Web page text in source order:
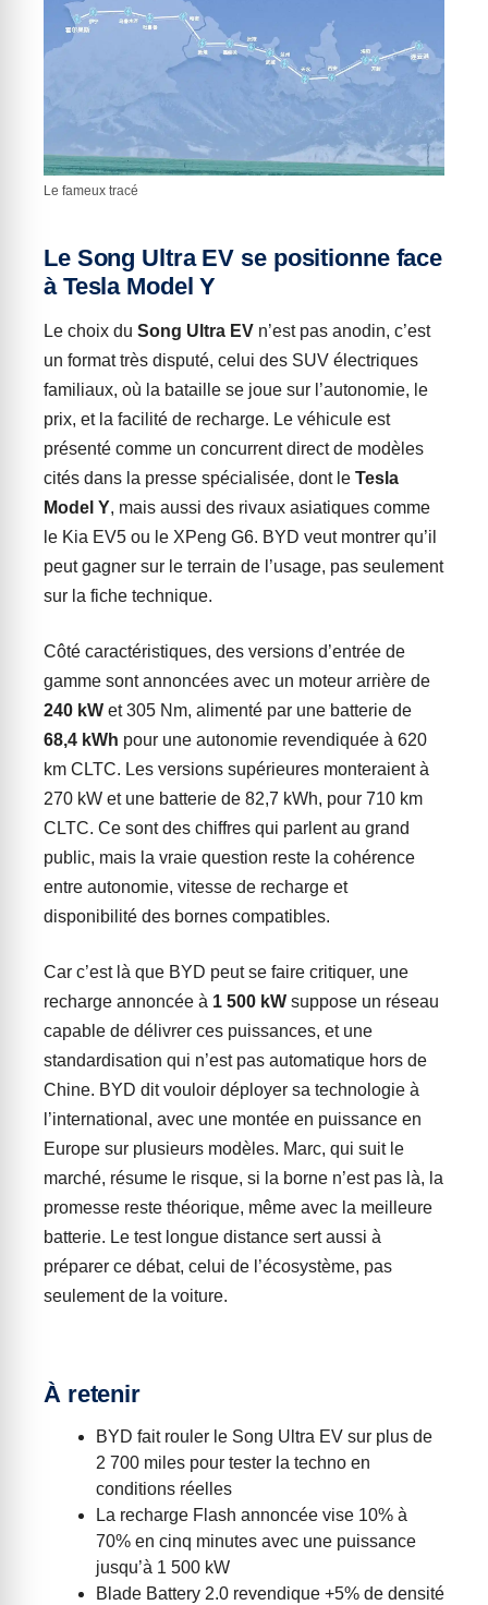
Le fameux tracé
Le Song Ultra EV se positionne face
à Tesla Model Y
Le choix du Song Ultra EV n’est pas anodin, c’est
un format très disputé, celui des SUV électriques
familiaux, où la bataille se joue sur l’autonomie, le
prix, et la facilité de recharge. Le véhicule est
présenté comme un concurrent direct de modèles
cités dans la presse spécialisée, dont le Tesla
Model Y, mais aussi des rivaux asiatiques comme
le Kia EV5 ou le XPeng G6. BYD veut montrer qu’il
peut gagner sur le terrain de l’usage, pas seulement
sur la fiche technique.
Côté caractéristiques, des versions d’entrée de
gamme sont annoncées avec un moteur arrière de
240 kW et 305 Nm, alimenté par une batterie de
68,4 kWh pour une autonomie revendiquée à 620
km CLTC. Les versions supérieures monteraient à
270 kW et une batterie de 82,7 kWh, pour 710 km
CLTC. Ce sont des chiffres qui parlent au grand
public, mais la vraie question reste la cohérence
entre autonomie, vitesse de recharge et
disponibilité des bornes compatibles.
Car c’est là que BYD peut se faire critiquer, une
recharge annoncée à 1 500 kW suppose un réseau
capable de délivrer ces puissances, et une
standardisation qui n’est pas automatique hors de
Chine. BYD dit vouloir déployer sa technologie à
l’international, avec une montée en puissance en
Europe sur plusieurs modèles. Marc, qui suit le
marché, résume le risque, si la borne n’est pas là, la
promesse reste théorique, même avec la meilleure
batterie. Le test longue distance sert aussi à
préparer ce débat, celui de l’écosystème, pas
seulement de la voiture.
À retenir
BYD fait rouler le Song Ultra EV sur plus de
2 700 miles pour tester la techno en
conditions réelles
La recharge Flash annoncée vise 10% à
70% en cinq minutes avec une puissance
jusqu’à 1 500 kW
Blade Battery 2.0 revendique +5% de densité